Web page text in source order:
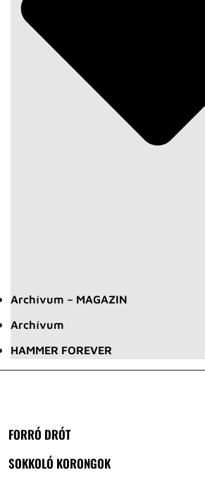
Archívum – MAGAZIN
Archívum
HAMMER FOREVER
FORRÓ DRÓT
SOKKOLÓ KORONGOK